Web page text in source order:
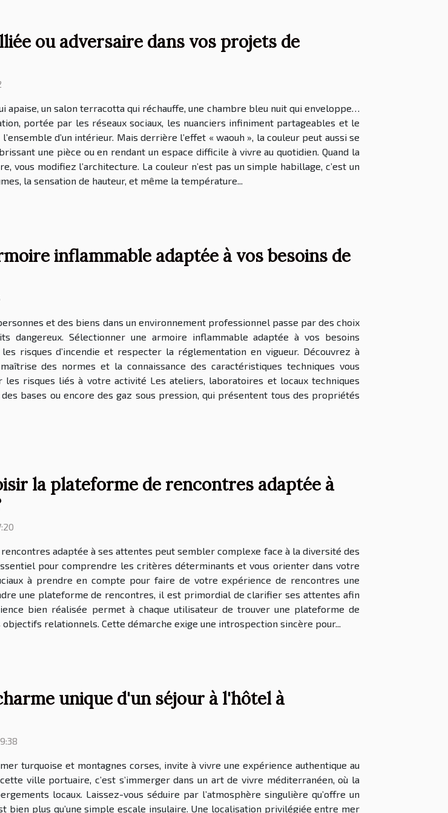
ou adversaire dans vos projets de
apaise, un salon terracotta qui réchauffe, une chambre bleu nuit qui enveloppe…
portée par les réseaux sociaux, les nuanciers infiniment partageables et le
d’un intérieur. Mais derrière l’effet « waouh », la couleur peut aussi se
une pièce ou en rendant un espace difficile à vivre au quotidien. Quand la
vous modifiez l’architecture. La couleur n’est pas un simple habillage, c’est un
la sensation de hauteur, et même la température...
inflammable adaptée à vos besoins de
et des biens dans un environnement professionnel passe par des choix
dangereux. Sélectionner une armoire inflammable adaptée à vos besoins
risques d’incendie et respecter la réglementation en vigueur. Découvrez à
des normes et la connaissance des caractéristiques techniques vous
risques liés à votre activité Les ateliers, laboratoires et locaux techniques
bases ou encore des gaz sous pression, qui présentent tous des propriétés
la plateforme de rencontres adaptée à
adaptée à ses attentes peut sembler complexe face à la diversité des
pour comprendre les critères déterminants et vous orienter dans votre
à prendre en compte pour faire de votre expérience de rencontres une
une plateforme de rencontres, il est primordial de clarifier ses attentes afin
bien réalisée permet à chaque utilisateur de trouver une plateforme de
relationnels. Cette démarche exige une introspection sincère pour...
unique d'un séjour à l'hôtel à
turquoise et montagnes corses, invite à vivre une expérience authentique au
ville portuaire, c’est s’immerger dans un art de vivre méditerranéen, où la
locaux. Laissez-vous séduire par l’atmosphère singulière qu’offre un
plus qu’une simple escale insulaire. Une localisation privilégiée entre mer